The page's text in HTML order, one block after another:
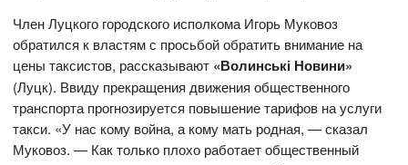
Член Луцкого городского исполкома Игорь Муковоз
обратился к властям с просьбой обратить внимание на
цены таксистов, рассказывают «Волинські Новини»
(Луцк). Ввиду прекращения движения общественного
транспорта прогнозируется повышение тарифов на услуги
такси. «У нас кому война, а кому мать родная, — сказал
Муковоз. — Как только плохо работает общественный